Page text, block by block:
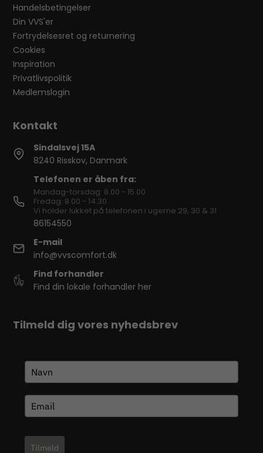
Handelsbetingelser
Din VVS'er
Fortrydelsesret og returnering
Cookies
Inspiration
Privatlivspolitik
Medlemslogin
Sindalsvej 15A
8240 Risskov, Danmark
Telefonen er åben fra:
Mandag-torsdag: 8.00 - 15.00
Fredag: 8.00 - 14.30
Vi holder lukket på telefonen i ugerne 29, 30 & 31
86154550
E-mail
info@vvscomfort.dk
Find forhandler
Find din lokale forhandler her
Tilmeld dig vores nyhedsbrev
Tilmeld